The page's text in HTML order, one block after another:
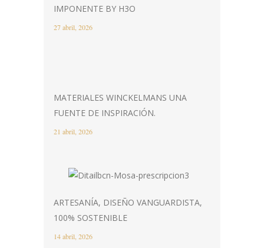
IMPONENTE BY H3O
27 abril, 2026
MATERIALES WINCKELMANS UNA
FUENTE DE INSPIRACIÓN.
21 abril, 2026
ARTESANÍA, DISEÑO VANGUARDISTA,
100% SOSTENIBLE
14 abril, 2026